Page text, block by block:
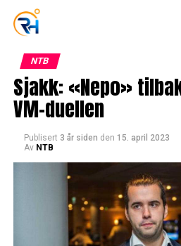
NTB
Sjakk: «Nepo»
VM-duellen
Publisert 3 år siden den 15. april 2023
Av NTB